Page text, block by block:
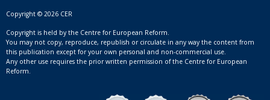
Copyright © 2026 CER
Copyright is held by the Centre for European Reform.
You may not copy, reproduce, republish or circulate in any way the content from
this publication except for your own personal and non-commercial use.
Any other use requires the prior written permission of the Centre for European
Reform.